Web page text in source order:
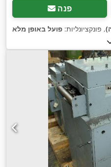
פנה
, פונקציונליות: פועל באופן מלא